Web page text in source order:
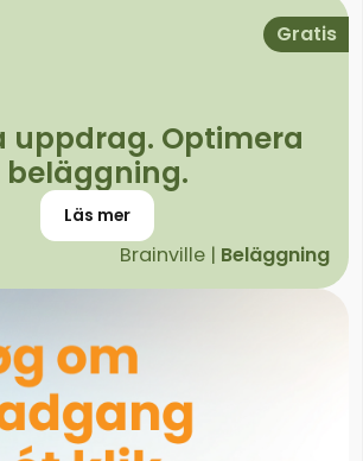
Gratis
uppdrag. Optimera
beläggning.
Läs mer
Brainville | Beläggning